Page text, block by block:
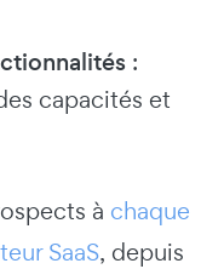
:
capacités et
à chaque
SaaS, depuis